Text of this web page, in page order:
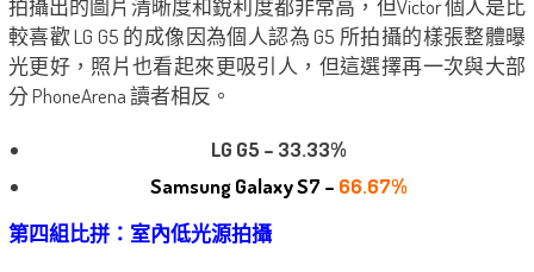
拍攝出的圖片清晰度和銳利度都非常高，但Victor 個人是比
較喜歡 LG G5 的成像因為個人認為 G5 所拍攝的樣張整體曝
光更好，照片也看起來更吸引人，但這選擇再一次與大部
分 PhoneArena 讀者相反。
LG G5 – 33.33%
Samsung Galaxy S7 – 66.67%
第四組比拼：室內低光源拍攝